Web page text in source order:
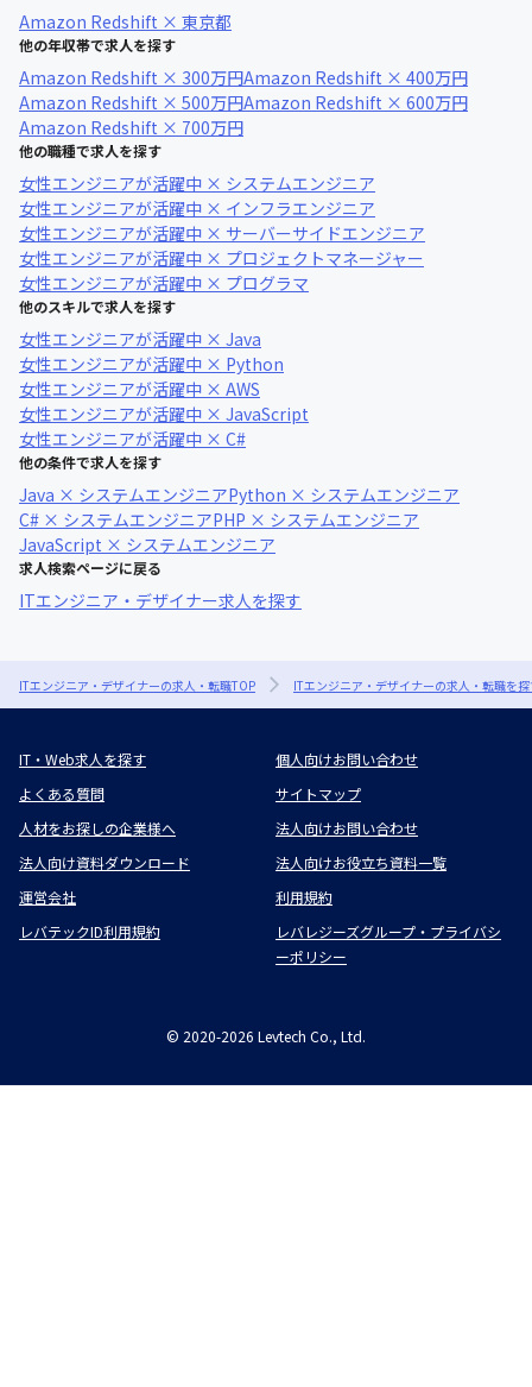
Amazon Redshift × 東京都
他の年収帯で求人を探す
Amazon Redshift × 300万円Amazon Redshift × 400万円
Amazon Redshift × 500万円Amazon Redshift × 600万円
Amazon Redshift × 700万円
他の職種で求人を探す
女性エンジニアが活躍中 × システムエンジニア
女性エンジニアが活躍中 × インフラエンジニア
女性エンジニアが活躍中 × サーバーサイドエンジニア
女性エンジニアが活躍中 × プロジェクトマネージャー
女性エンジニアが活躍中 × プログラマ
他のスキルで求人を探す
女性エンジニアが活躍中 × Java
女性エンジニアが活躍中 × Python
女性エンジニアが活躍中 × AWS
女性エンジニアが活躍中 × JavaScript
女性エンジニアが活躍中 × C#
他の条件で求人を探す
Java × システムエンジニアPython × システムエンジニア
C# × システムエンジニアPHP × システムエンジニア
JavaScript × システムエンジニア
求人検索ページに戻る
ITエンジニア・デザイナー求人を探す
ITエンジニア・デザイナーの求人・転職TOP ITエンジニア・デザイナーの求人・転職を
IT・Web求人を探す
個人向けお問い合わせ
よくある質問
サイトマップ
人材をお探しの企業様へ
法人向けお問い合わせ
法人向け資料ダウンロード
法人向けお役立ち資料一覧
運営会社
利用規約
レバテックID利用規約
レバレジーズグループ・プライバシ
ーポリシー
© 2020-2026 Levtech Co., Ltd.